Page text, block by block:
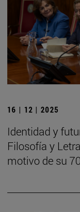
16 | 12 | 2025
Identidad y
Filosofía y
motivo de su